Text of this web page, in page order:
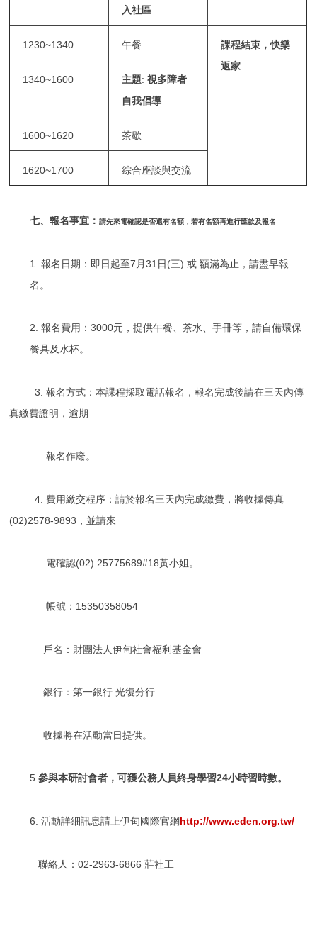
入社區
1230~1340 午餐
課程結束，快樂
返家
1340~1600
主題:視多障者
自我倡導
1600~1620 茶歇
1620~1700 綜合座談與交流
七、報名事宜： 請先來電確認是否還有名額，若有名額再進行匯款及報名
1. 報名日期：即日起至7月31日(三) 或 額滿為止，請盡早報
名。
2. 報名費用：3000元，提供午餐、茶水、手冊等，請自備環保
餐具及水杯。
3. 報名方式：本課程採取電話報名，報名完成後請在三天內傳
真繳費證明，逾期
報名作廢。
4. 費用繳交程序：請於報名三天內完成繳費，將收據傳真
(02)2578-9893， 並請來
電確認(02) 25775689#18黃小姐。
帳號：15350358054
戶名：財團法人伊甸社會福利基金會
銀行：第一銀行 光復分行
收據將在活動當日提供。
5.參與本研討會者，可獲公務人員終身學習24小時習時數。
6. 活動詳細訊息請上伊甸國際官網http://www.eden.org.tw/
聯絡人：02-2963-6866 莊社工